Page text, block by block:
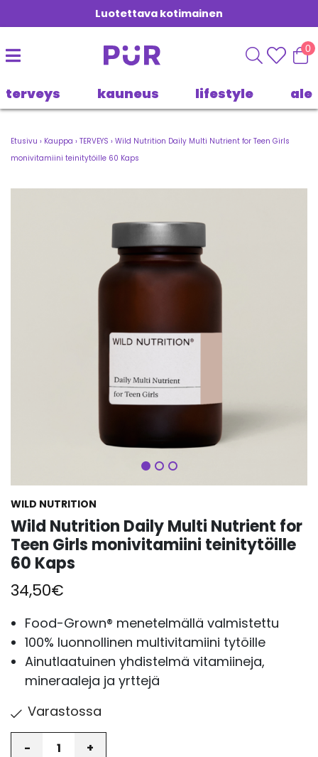
Luotettava kotimainen
0
terveys kauneus lifestyle ale
Etusivu › Kauppa › TERVEYS › Wild Nutrition Daily Multi Nutrient for Teen Girls
monivitamiini teinitytöille 60 Kaps
Seuraava
WILD NUTRITION
Wild Nutrition Daily Multi Nutrient for
Teen Girls monivitamiini teinitytöille
60 Kaps
34,50€
Food-Grown® menetelmällä valmistettu
100% luonnollinen multivitamiini tytöille
Ainutlaatuinen yhdistelmä vitamiineja,
mineraaleja ja yrttejä
Varastossa